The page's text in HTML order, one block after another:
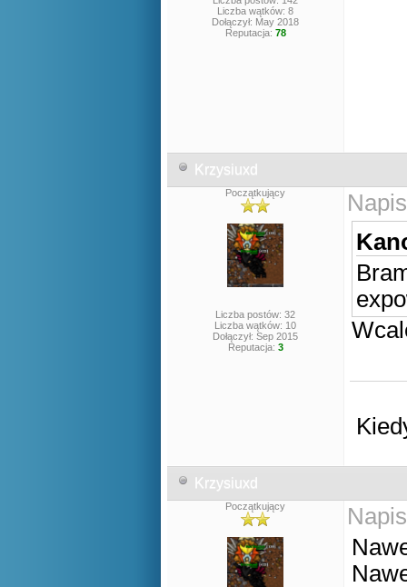
Liczba wątków: 8
Dołączył: May 2018
Reputacja: 78
Krzysiuxd
Początkujący
Liczba postów: 32
Liczba wątków: 10
Dołączył: Sep 2015
Reputacja: 3
Krzysiuxd
Początkujący